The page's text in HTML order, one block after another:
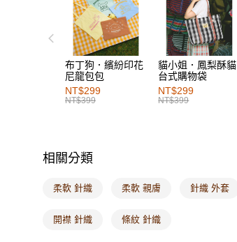
布丁狗．繽紛印花
尼龍包包
NT$299
NT$399
貓小姐．鳳梨酥貓
台式購物袋
NT$299
NT$399
相關分類
柔軟 針織 柔軟 親膚 針織 外套
開襟 針織 條紋 針織